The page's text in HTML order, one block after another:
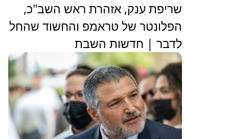
שריפת ענק, אזהרת ראש השב"כ,
הפלונטר של טראמפ והחשוד שהחל
לדבר | חדשות השבת